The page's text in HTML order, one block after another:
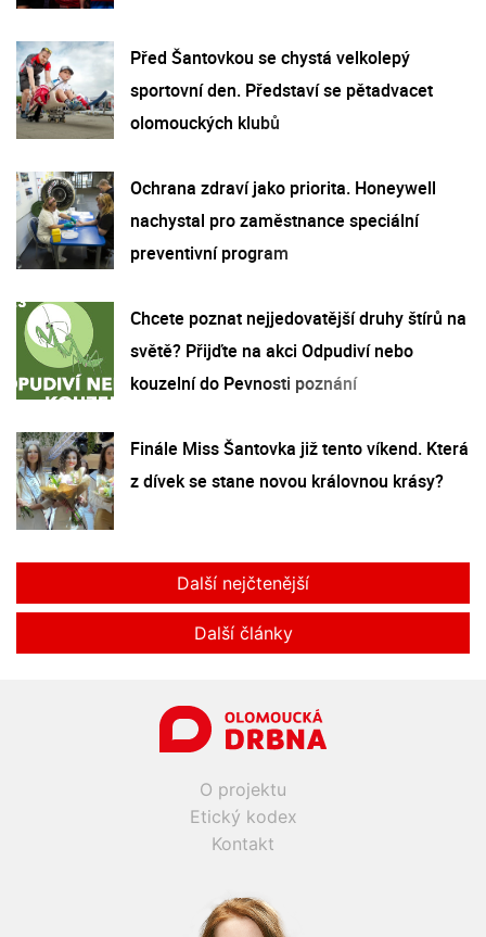
Před Šantovkou se chystá velkolepý
sportovní den. Představí se pětadvacet
olomouckých klubů
Ochrana zdraví jako priorita. Honeywell
nachystal pro zaměstnance speciální
preventivní program
Chcete poznat nejjedovatější druhy štírů na
světě? Přijďte na akci Odpudiví nebo
kouzelní do Pevnosti poznání
Finále Miss Šantovka již tento víkend. Která
z dívek se stane novou královnou krásy?
Další nejčtenější
Další články
O projektu
Etický kodex
Kontakt